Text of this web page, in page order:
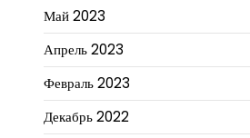
Май 2023
Апрель 2023
Февраль 2023
Декабрь 2022